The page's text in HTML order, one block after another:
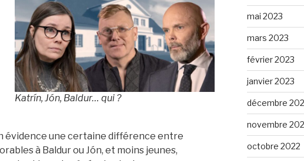
Katrín, Jón, Baldur… qui ?
évidence une certaine différence entre
à Baldur ou Jón, et moins jeunes,
mai 2023
mars 2023
février 2023
janvier 2023
décembre
novembre
octobre 2022